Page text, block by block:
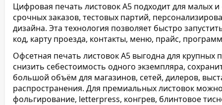
Цифровая печать листовок А5 подходит для малых
срочных заказов, тестовых партий,
дизайна. Эта технология позволяет быстро
код, карту проезда, контакты, меню, прайс,
Офсетная печать листовок А5 выгодна для крупных
снизить себестоимость одного экземпляра,
большой объём для магазинов, сетей, дилеров,
распространения. Для премиальных листовок
фольгирование, letterpress, конгрев, блинтовое